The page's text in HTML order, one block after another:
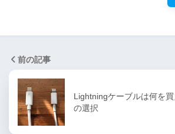
前の記事
Lightningケーブルは何を
の選択